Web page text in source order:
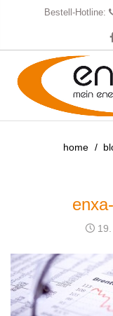
Bestell-Hotline:
home
19.